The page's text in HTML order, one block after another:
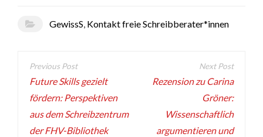
GewissS, Kontakt freie Schreibberater*innen
Beitragsnavigation
Future Skills gezielt
fördern: Perspektiven
aus dem Schreibzentrum
der FHV-Bibliothek
Rezension zu Carina
Gröner:
Wissenschaftlich
argumentieren und